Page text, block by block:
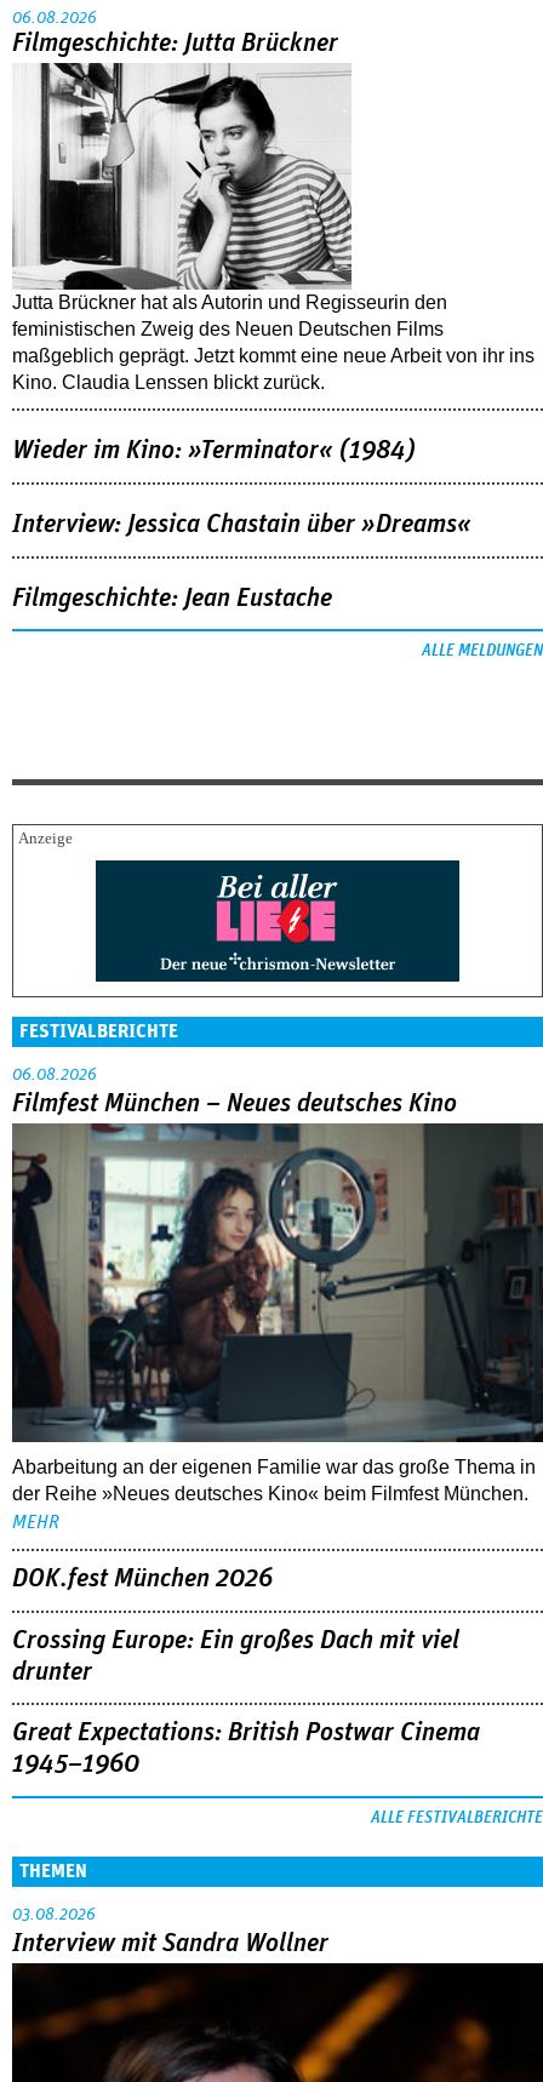
06.08.2026
Filmgeschichte: Jutta Brückner
Jutta Brückner hat als Autorin und Regisseurin den
feministischen Zweig des Neuen Deutschen Films
maßgeblich geprägt. Jetzt kommt eine neue Arbeit von ihr ins
Kino. Claudia Lenssen blickt zurück.
Wieder im Kino: »Terminator« (1984)
Interview: Jessica Chastain über »Dreams«
Filmgeschichte: Jean Eustache
ALLE MELDUNGEN
FESTIVALBERICHTE
06.08.2026
Filmfest München – Neues deutsches Kino
Abarbeitung an der eigenen Familie war das große Thema in
der Reihe »Neues deutsches Kino« beim Filmfest München.
MEHR
DOK.fest München 2026
Crossing Europe: Ein großes Dach mit viel
drunter
Great Expectations: British Postwar Cinema
1945–1960
ALLE FESTIVALBERICHTE
THEMEN
03.08.2026
Interview mit Sandra Wollner